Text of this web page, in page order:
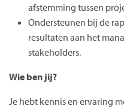
afstemming tussen
Ondersteunen bij de
resultaten aan het
stakeholders.
Wie ben jij?
Je hebt kennis en ervaring